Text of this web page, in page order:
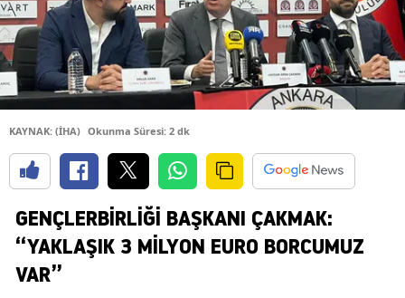
KAYNAK: (İHA) Okunma Süresi: 2 dk
GENÇLERBIRLIĞI BAŞKANI ÇAKMAK:
“YAKLAŞIK 3 MILYON EURO BORCUMUZ
VAR”